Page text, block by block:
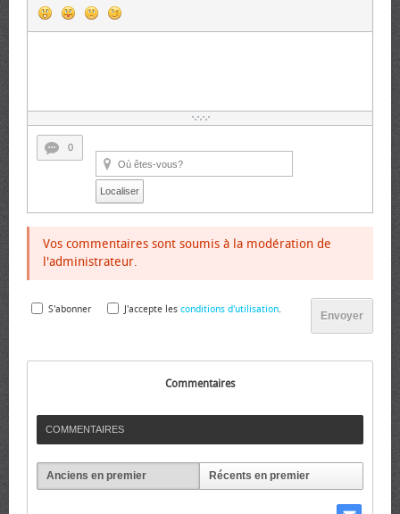
0
Localiser
Vos commentaires sont soumis à la modération de
l'administrateur.
Envoyer
S'abonner J'accepte les conditions d'utilisation.
Commentaires
COMMENTAIRES
Anciens en premier Récents en premier